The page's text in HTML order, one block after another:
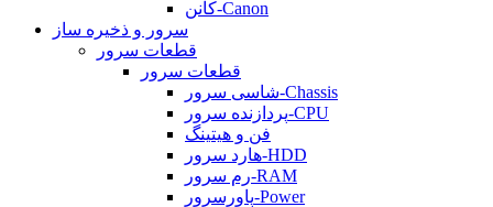
کانن-Canon
سرور و ذخیره ساز
قطعات سرور
قطعات سرور
شاسی سرور-Chassis
پردازنده سرور-CPU
فن و هیتینگ
هارد سرور-HDD
رم سرور-RAM
پاورسرور-Power